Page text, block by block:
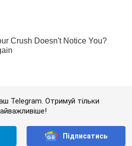
Telegram. Отримуй тільки
Підписатись